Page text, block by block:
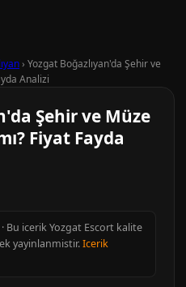
› Yozgat Boğazlıyan'da Şehir ve
Analizi
Şehir ve Müze
Fiyat Fayda
· Bu icerik Yozgat Escort kalite
yayinlanmistir.Icerik